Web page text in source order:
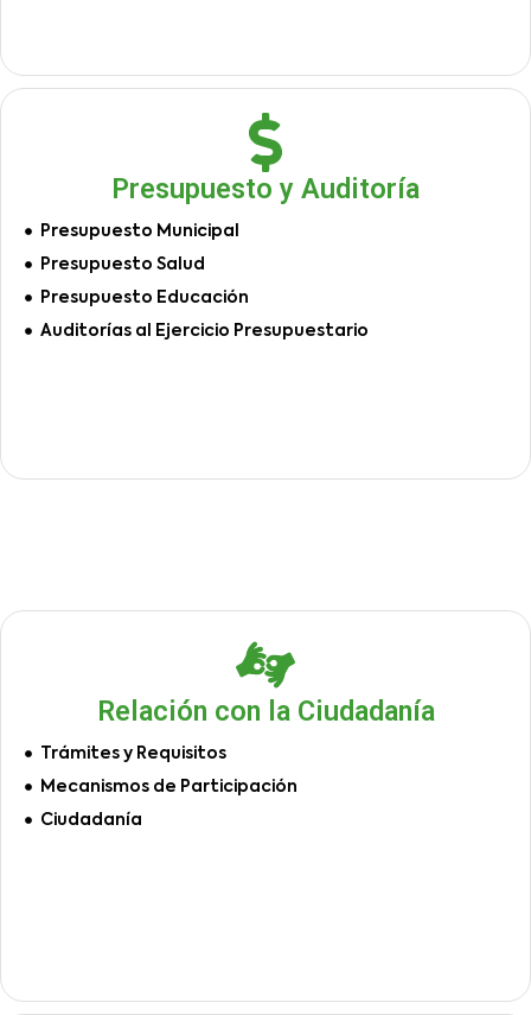
Presupuesto y Auditoría
Presupuesto Municipal
Presupuesto Salud
Presupuesto Educación
Auditorías al Ejercicio Presupuestario
Relación con la Ciudadanía
Trámites y Requisitos
Mecanismos de Participación
Ciudadanía